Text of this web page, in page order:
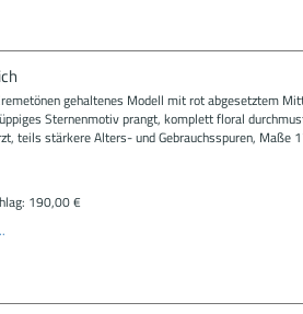
gehaltenes Modell mit rot abgesetztem
Sternenmotiv prangt, komplett floral
teils stärkere Alters- und Gebrauchsspuren, Maße
190,00 €